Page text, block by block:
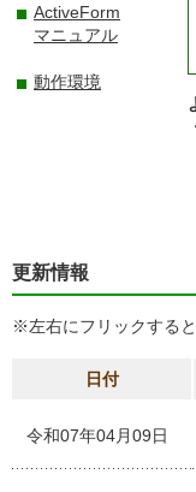
ActiveForm
マニュアル
動作環境
更新情報
※左右にフリックする
日付
令和07年04月09日